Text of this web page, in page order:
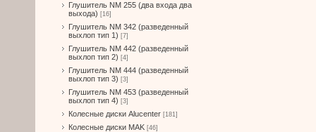
Глушитель NM 255 (два входа два
выхода) [16]
Глушитель NM 342 (разведенный
выхлоп тип 1) [7]
Глушитель NM 442 (разведенный
выхлоп тип 2) [4]
Глушитель NM 444 (разведенный
выхлоп тип 3) [3]
Глушитель NM 453 (разведенный
выхлоп тип 4) [3]
Колесные диски Alucenter [181]
Колесные диски MAK [46]